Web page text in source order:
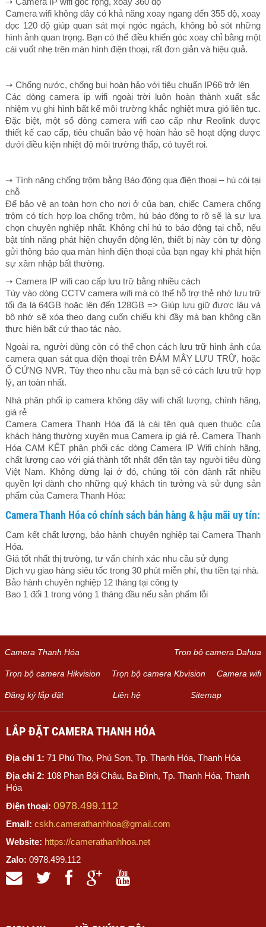
Camera wifi không dây có khả năng xoay ngang đến 355 độ, xoay
dọc 120 độ giúp quan sát mọi ngóc ngách, không bỏ sót những
hình ảnh quan trọng. Bạn có thể điều khiển góc xoay chỉ bằng một
cái vuốt nhẹ trên màn hình điện thoại, rất đơn giản và hiệu quả.
➝ Chống nước, chống bụi hoàn hảo với tiêu chuẩn IP66 trở lên
Các dòng camera ip wifi ngoài trời luôn hoàn thành xuất sắc
nhiệm vụ ghi hình bất kể môi trường khắc nghiệt mưa gió liên tục.
Đặc biệt, một số dòng camera wifi cao cấp như Reolink được
thiết kế cao cấp, tiêu chuẩn bảo vệ hoàn hảo sẽ hoạt động được
dưới điều kiện nhiệt độ môi trường thấp, có tuyết roi.
➝ Tính năng chống trộm bằng Báo động qua điện thoại – hú còi tại
chỗ
Để bảo vệ an toàn hơn cho nơi ở của bạn, chiếc Camera chống
trộm có tích hợp loa chống trộm, hú báo động to rõ sẽ là sự lựa
chọn chuyên nghiệp nhất. Không chỉ hú to báo động tại chỗ, nếu
bật tính năng phát hiện chuyển động lên, thiết bị này còn tự động
gửi thông báo qua màn hình điện thoại của bạn ngay khi phát hiện
sự xâm nhập bất thường.
➝ Camera IP wifi cao cấp lưu trữ bằng nhiều cách
Tùy vào dòng CCTV camera wifi mà có thể hỗ trợ thẻ nhớ lưu trữ
tối đa là 64GB hoặc lên đến 128GB => Giúp lưu giữ được lâu và
bộ nhớ sẽ xóa theo dạng cuốn chiếu khi đầy mà bạn không cần
thực hiên bất cứ thao tác nào.
Ngoài ra, người dùng còn có thể chọn cách lưu trữ hình ảnh của
camera quan sát qua điện thoại trên ĐÁM MÂY LƯU TRỮ, hoặc
Ổ CỨNG NVR. Tùy theo nhu cầu mà bạn sẽ có cách lưu trữ hợp
lý, an toàn nhất.
Nhà phân phối ip camera không dây wifi chất lượng, chính hãng,
giá rẻ
Camera Camera Thanh Hóa đã là cái tên quá quen thuộc của
khách hàng thường xuyên mua Camera ip giá rẻ. Camera Thanh
Hóa CAM KẾT phân phối các dòng Camera IP Wifi chính hãng,
chất lượng cao với giá thành tốt nhất đến tận tay người tiêu dùng
Việt Nam. Không dừng lại ở đó, chúng tôi còn dành rất nhiều
quyền lợi dành cho những quý khách tin tưởng và sử dụng sản
phẩm của Camera Thanh Hóa:
Camera Thanh Hóa có chính sách bán hàng & hậu mãi uy tín:
Cam kết chất lượng, bảo hành chuyên nghiệp tại Camera Thanh
Hóa.
Giá tốt nhất thị trường, tư vấn chính xác nhu cầu sử dụng
Dịch vụ giao hàng siêu tốc trong 30 phút miễn phí, thu tiền tại nhà.
Bảo hành chuyên nghiệp 12 tháng tại công ty
Bao 1 đổi 1 trong vòng 1 tháng đầu nếu sản phẩm lỗi
Camera Thanh Hóa Trọn bộ camera Dahua
Trọn bộ camera Hikvision Trọn bộ camera Kbvision Camera wifi
Đăng ký lắp đặt Liên hệ Sitemap
LẮP ĐẶT CAMERA THANH HÓA
Địa chỉ 1: 71 Phú Thọ, Phú Sơn, Tp. Thanh Hóa, Thanh Hóa
Địa chỉ 2: 108 Phan Bội Châu, Ba Đình, Tp. Thanh Hóa, Thanh
Hóa
Điện thoại: 0978.499.112
Email: cskh.camerathanhhoa@gmail.com
Website: https://camerathanhhoa.net
Zalo: 0978.499.112